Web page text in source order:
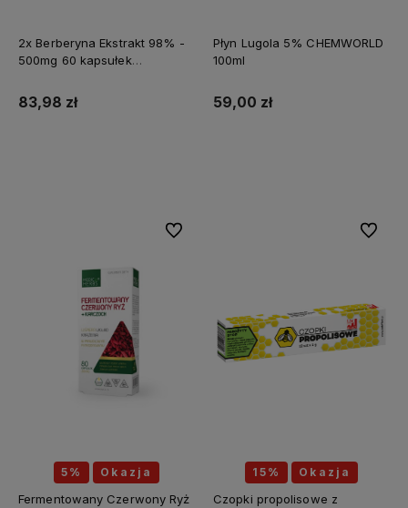
2x Berberyna Ekstrakt 98% -
500mg 60 kapsułek
83,98 zł
Płyn Lugola 5% CHEMWORLD
100ml
59,00 zł
5% Okazja
Fermentowany Czerwony Ryż
Do ulubionych
15% Okazja
Czopki propolisowe z
Do